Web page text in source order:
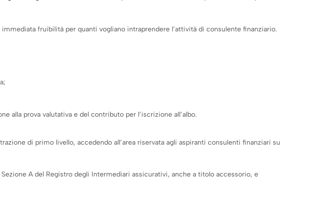
fruibilità per quanti vogliano intraprendere l’attività di consulente finanziario.
alla prova valutativa e del contributo per l’iscrizione all’albo.
di primo livello, accedendo all’area riservata agli aspiranti consulenti finanziari su
A del Registro degli Intermediari assicurativi, anche a titolo accessorio, e